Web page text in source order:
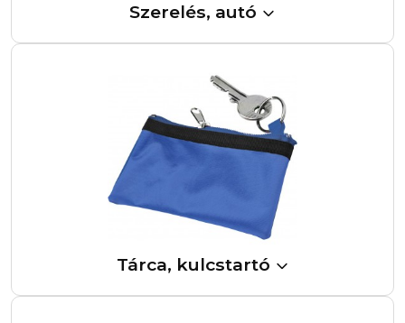
Szerelés, autó
Tárca, kulcstartó